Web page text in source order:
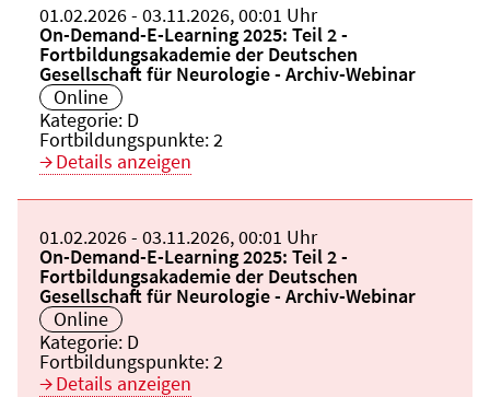
Beginn:
01.02.2026Ende und Anfangszeit:
- 03.11.2026,00:01 Uhr
Veranstaltungstitel:
On-Demand-E-Learning 2025: Teil 2 -
Fortbildungsakademie der Deutschen
Gesellschaft für Neurologie - Archiv-Webinar
Veranstaltungsort:
Online
Kategorie: D
Fortbildungspunkte:2
Details anzeigen
Beginn:
01.02.2026Ende und Anfangszeit:
- 03.11.2026,00:01 Uhr
Veranstaltungstitel:
On-Demand-E-Learning 2025: Teil 2 -
Fortbildungsakademie der Deutschen
Gesellschaft für Neurologie - Archiv-Webinar
Veranstaltungsort:
Online
Kategorie: D
Fortbildungspunkte:2
Details anzeigen